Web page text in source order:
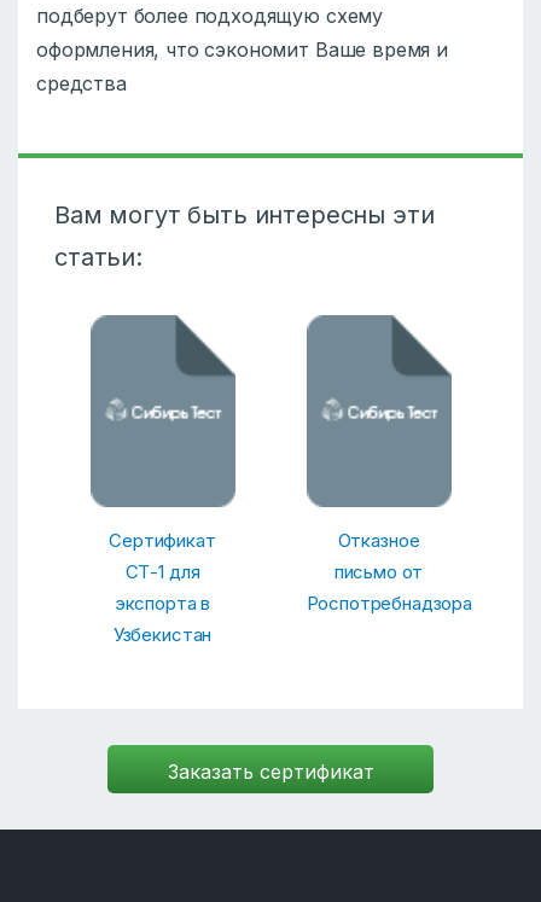
подберут более подходящую схему
оформления, что сэкономит Ваше время и
средства
Вам могут быть интересны эти
статьи:
Сертификат
СТ-1 для
экспорта в
Узбекистан
Отказное
письмо от
Роспотребнадзора